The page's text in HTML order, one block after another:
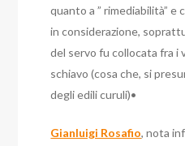
quanto a ” rimediabilità”
in considerazione,
del servo fu collocata fra i
schiavo (cosa che, si
degli edili curuli)•
Gianluigi Rosafio, nota